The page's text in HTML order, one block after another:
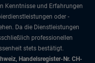
Kenntnisse und Erfahrungen
oder -
Da die Dienstleistungen
professionellen
stets bestätigt.
Handelsregister-Nr. CH-